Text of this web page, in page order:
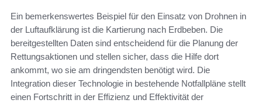
Ein bemerkenswertes Beispiel für den Einsatz von Drohnen in
der Luftaufklärung ist die Kartierung nach Erdbeben. Die
bereitgestellten Daten sind entscheidend für die Planung der
Rettungsaktionen und stellen sicher, dass die Hilfe dort
ankommt, wo sie am dringendsten benötigt wird. Die
Integration dieser Technologie in bestehende Notfallpläne stellt
einen Fortschritt in der Effizienz und Effektivität der